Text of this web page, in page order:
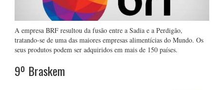
A empresa BRF resultou da fusão entre a Sadia e a Perdigão,
tratando-se de uma das maiores empresas alimentícias do Mundo. Os
seus produtos podem ser adquiridos em mais de 150 países.
9º Braskem